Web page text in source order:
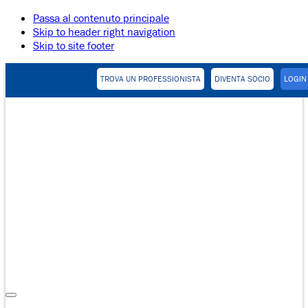
Passa al contenuto principale
Skip to header right navigation
Skip to site footer
LOGIN
DIVENTA SOCIO
TROVA UN PROFESSIONISTA
Collaborativa
Menu